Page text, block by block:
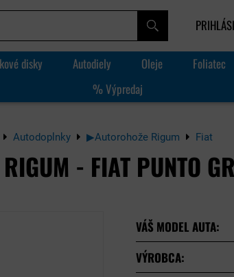
disky Autodiely Oleje Foliatec
% Výpredaj
Autodoplnky ▶Autorohože Rigum Fiat
RIGUM - FIAT PUNTO
VÁŠ MODEL AUTA:
VÝROBCA: